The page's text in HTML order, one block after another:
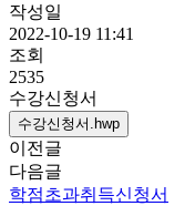
작성일
2022-10-19 11:41
조회
2535
수강신청서
수강신청서.hwp
이전글
다음글
학점초과취득신청서